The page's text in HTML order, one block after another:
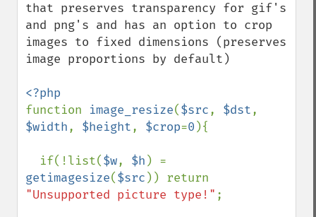
that preserves transparency for gif's
and png's and has an option to crop
images to fixed dimensions (preserves
image proportions by default)
function image_resize($src, $dst
$width, $height, $crop=0 ){
  if(!list(
$w, $h
getimagesize($src
"Unsupported picture type!" ;